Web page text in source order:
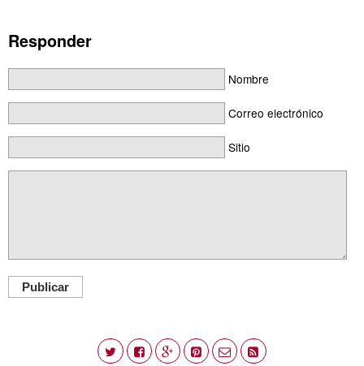
Responder
Nombre
Correo electrónico
Sitio
Publicar